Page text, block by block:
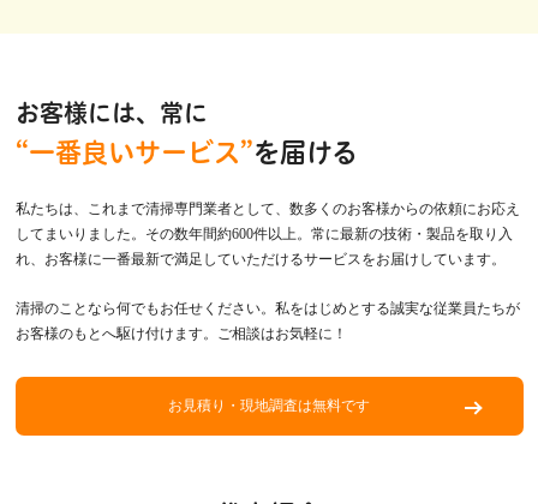
お客様には、常に
“一番良いサービス”を届ける
私たちは、これまで清掃専門業者として、数多くのお客様からの依頼にお応え
してまいりました。その数年間約600件以上。常に最新の技術・製品を取り入
れ、お客様に一番最新で満足していただけるサービスをお届けしています。
清掃のことなら何でもお任せください。私をはじめとする誠実な従業員たちが
お客様のもとへ駆け付けます。ご相談はお気軽に！
お見積り・現地調査は無料です